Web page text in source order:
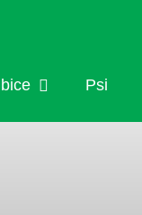
OPEN RIBICE
Psi